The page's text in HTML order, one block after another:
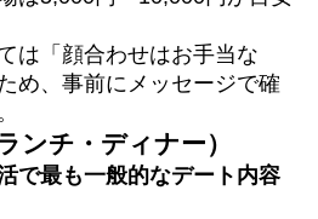
は「顔合わせはお手当な
め、事前にメッセージで確
ンチ・ディナー）
で最も一般的なデート内容